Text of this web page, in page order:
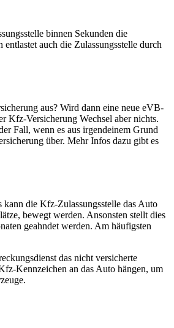
binnen Sekunden die
auch die Zulassungsstelle durch
aus? Wird dann eine neue eVB-
Kfz-Versicherung Wechsel aber nichts.
Fall, wenn es aus irgendeinem Grund
über. Mehr Infos dazu gibt es
die Kfz-Zulassungsstelle das Auto
bewegt werden. Ansonsten stellt dies
geahndet werden. Am häufigsten
das nicht versicherte
Kennzeichen an das Auto hängen, um